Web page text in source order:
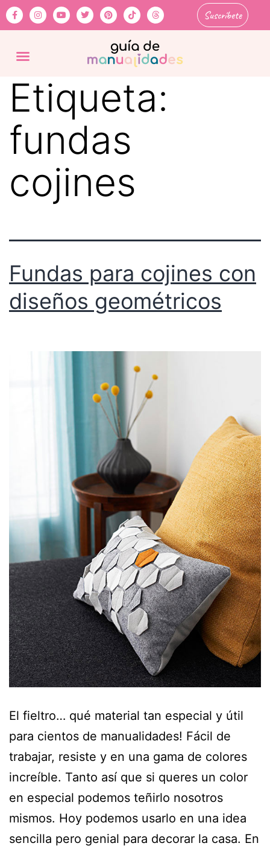
Suscríbete
Etiqueta:
fundas
cojines
Fundas para cojines con
diseños geométricos
El fieltro… qué material tan especial y útil
para cientos de manualidades! Fácil de
trabajar, resiste y en una gama de colores
increíble. Tanto así que si queres un color
en especial podemos teñirlo nosotros
mismos. Hoy podemos usarlo en una idea
sencilla pero genial para decorar la casa. En